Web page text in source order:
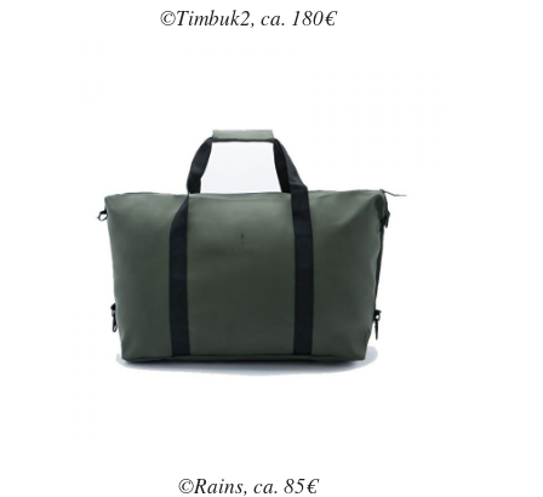
©Timbuk2, ca. 180€
©Rains, ca. 85€